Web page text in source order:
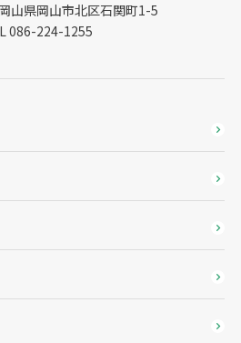
県岡山市北区石関町1-5
086-224-1255